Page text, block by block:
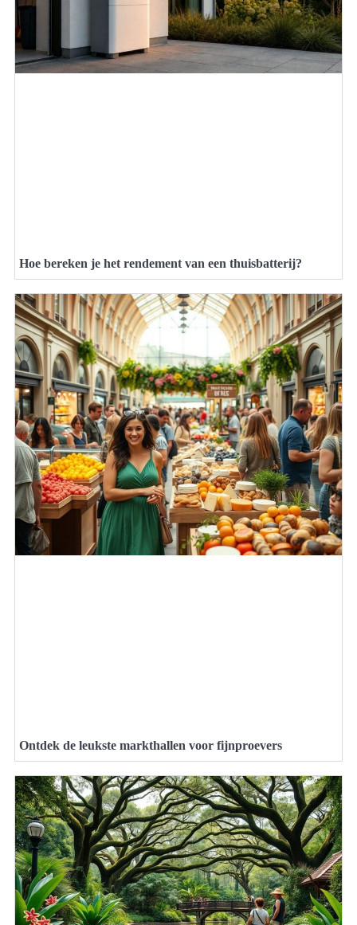
Hoe bereken je het rendement van een thuisbatterij?
Ontdek de leukste markthallen voor fijnproevers